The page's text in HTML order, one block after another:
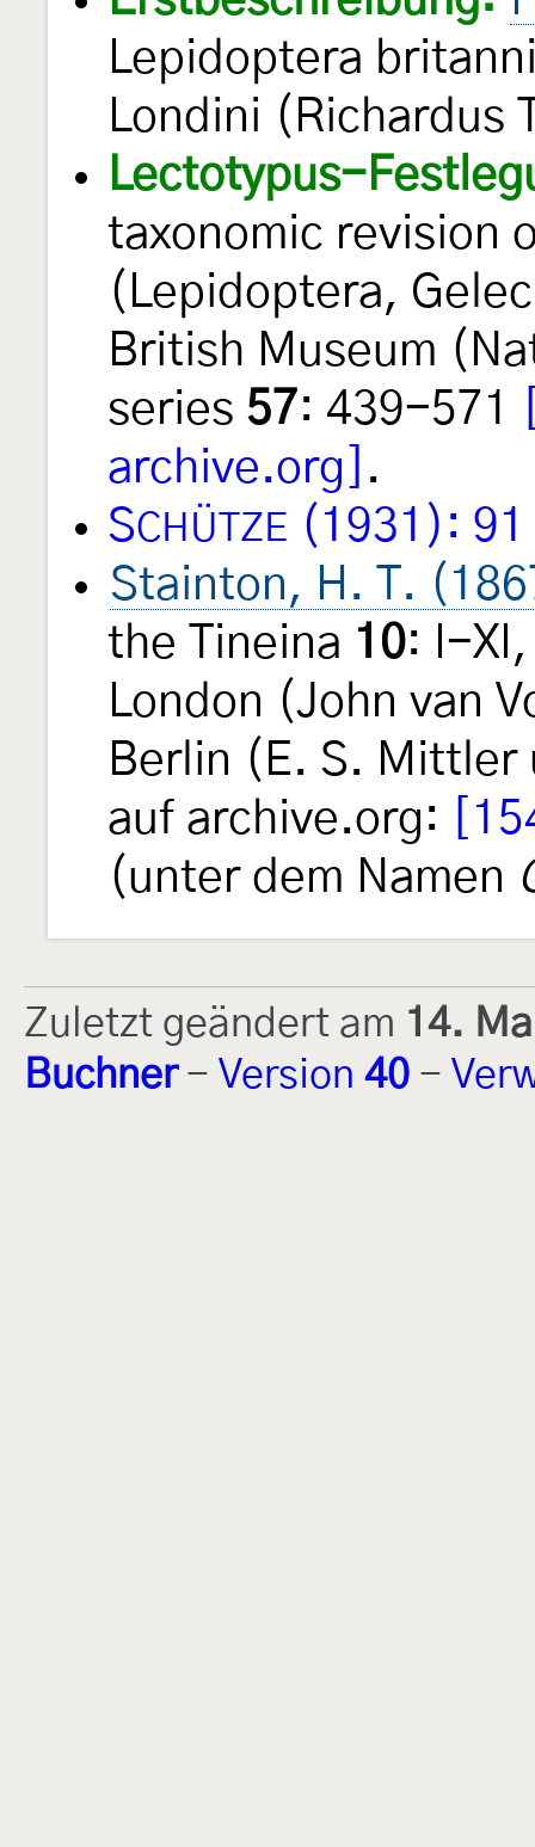
Lepidoptera
Londini (Richardus
Lectotypus-
taxonomic revision
(Lepidoptera,
British Museum
series 57: 439-571
archive.org]
.
SCHÜTZE (1931): 91
Stainton, H. T.
the Tineina 10: I-
London (John van
Berlin (E. S.
auf archive.org:
(unter dem Namen
Zuletzt geändert am 14.
Buchner- Version 40 -